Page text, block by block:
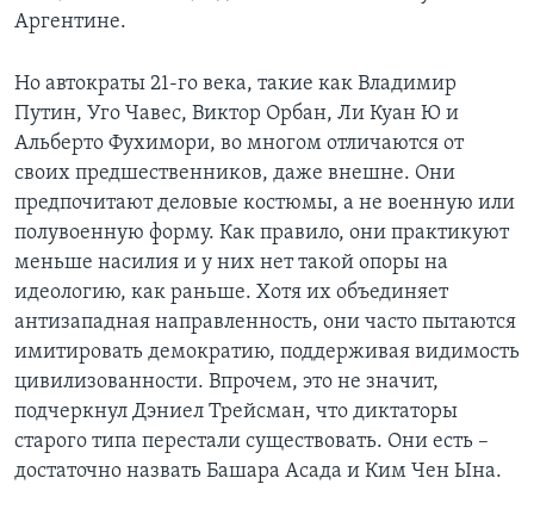
Аргентине.
Но автократы 21-го века, такие как Владимир
Путин, Уго Чавес, Виктор Орбан, Ли Куан Ю и
Альберто Фухимори, во многом отличаются от
своих предшественников, даже внешне. Они
предпочитают деловые костюмы, а не военную или
полувоенную форму. Как правило, они практикуют
меньше насилия и у них нет такой опоры на
идеологию, как раньше. Хотя их объединяет
антизападная направленность, они часто пытаются
имитировать демократию, поддерживая видимость
цивилизованности. Впрочем, это не значит,
подчеркнул Дэниел Трейсман, что диктаторы
старого типа перестали существовать. Они есть –
достаточно назвать Башара Асада и Ким Чен Ына.